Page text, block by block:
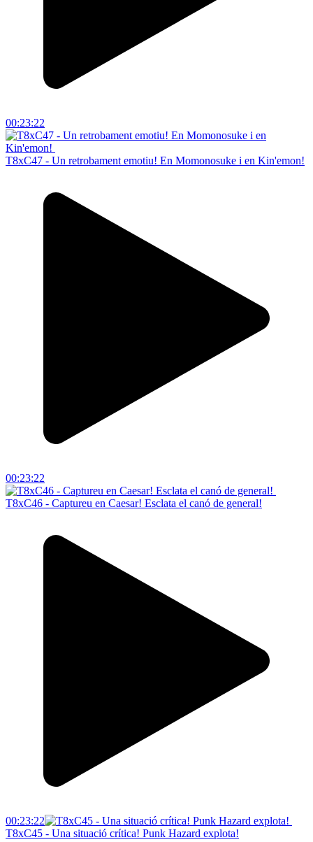
00:23:22
T8xC47 - Un retrobament emotiu! En Momonosuke i en Kin'emon!
00:23:22
T8xC46 - Captureu en Caesar! Esclata el canó de general!
00:23:22
T8xC45 - Una situació crítica! Punk Hazard explota!